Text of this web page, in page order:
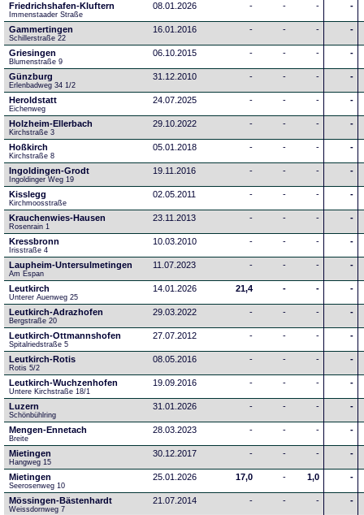
Friedrichshafen-Kluftern
Immenstaader Straße
08.01.2026 - - - -
Gammertingen
Schillerstraße 22
16.01.2016 - - - -
Griesingen
Blumenstraße 9
06.10.2015 - - - -
Günzburg
Erlenbadweg 34 1/2
31.12.2010 - - - -
Heroldstatt
Eichenweg
24.07.2025 - - - -
Holzheim-Ellerbach
Kirchstraße 3
29.10.2022 - - - -
Hoßkirch
Kirchstraße 8
05.01.2018 - - - -
Ingoldingen-Grodt
Ingoldinger Weg 19
19.11.2016 - - - -
Kisslegg
Kirchmoosstraße
02.05.2011 - - - -
Krauchenwies-Hausen
Rosenrain 1
23.11.2013 - - - -
Kressbronn
Irisstraße 4
10.03.2010 - - - -
Laupheim-Untersulmetingen
Am Espan
11.07.2023 - - - -
Leutkirch
Unterer Auenweg 25
14.01.2026 21,4 - - -
Leutkirch-Adrazhofen
Bergstraße 20
29.03.2022 - - - -
Leutkirch-Ottmannshofen
Spitalriedstraße 5
27.07.2012 - - - -
Leutkirch-Rotis
Rotis 5/2
08.05.2016 - - - -
Leutkirch-Wuchzenhofen
Untere Kirchstraße 18/1
19.09.2016 - - - -
Luzern
Schönbühlring
31.01.2026 - - - -
Mengen-Ennetach
Breite
28.03.2023 - - - -
Mietingen
Hangweg 15
30.12.2017 - - - -
Mietingen
Seerosenweg 10
25.01.2026 17,0 - 1,0 -
Mössingen-Bästenhardt
Weissdornweg 7
21.07.2014 - - - -